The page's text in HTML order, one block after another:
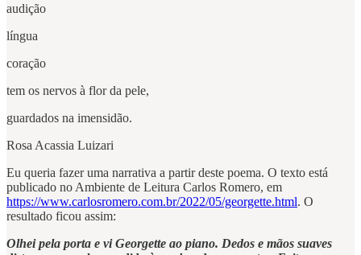
audição
língua
coração
tem os nervos à flor da pele,
guardados na imensidão.
Rosa Acassia Luizari
Eu queria fazer uma narrativa a partir deste poema. O texto está
publicado no Ambiente de Leitura Carlos Romero, em
https://www.carlosromero.com.br/2022/05/georgette.html. O
resultado ficou assim:
Olhei pela porta e vi Georgette ao piano. Dedos e mãos suaves